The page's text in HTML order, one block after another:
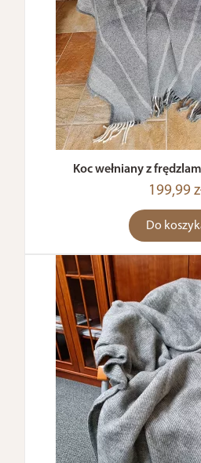
Koc wełniany z
199,99
Do